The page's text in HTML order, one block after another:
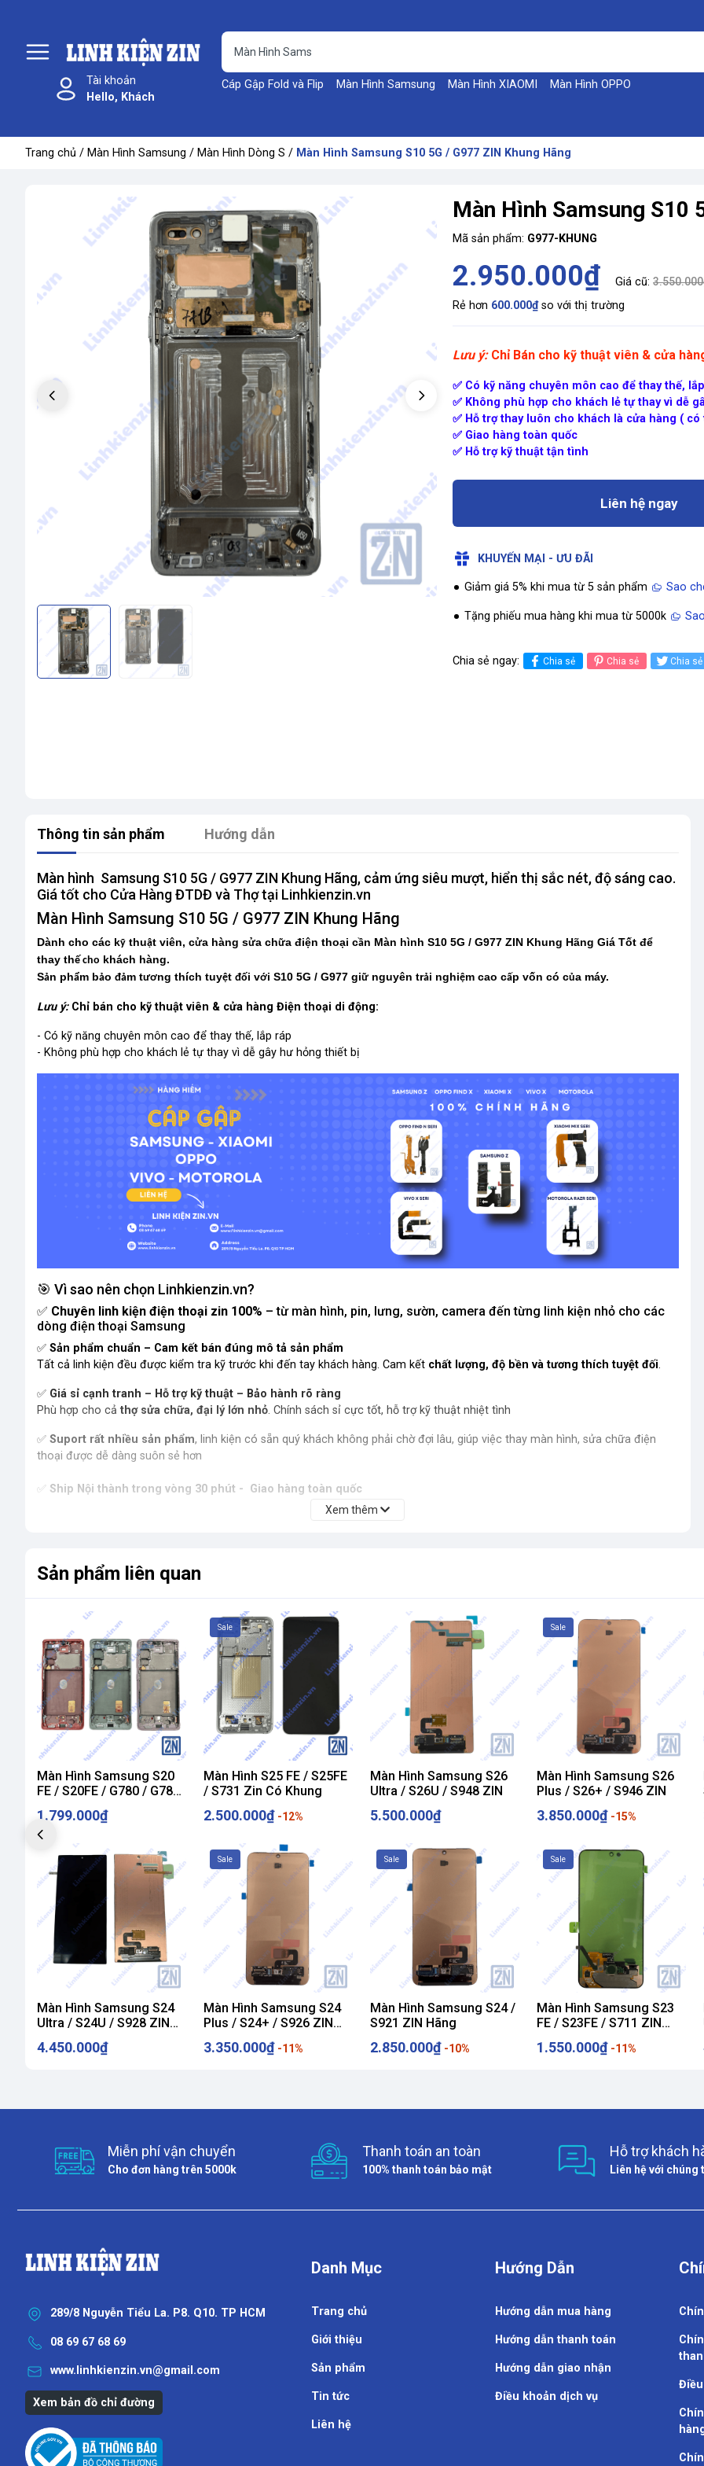
Cáp Gập Fold và Flip Màn Hình Samsung Màn Hình XIAOMI Màn Hình OPPO
Tài khoản
Hello, Khách
Trang chủ / Màn Hình Samsung / Màn Hình Dòng S / Màn Hình Samsung S10 5G / G977 ZIN Khung Hãng
Màn Hình Samsung S10
Mã sản phẩm: G977-KHUNG
2.950.000₫ Giá cũ:
Rẻ hơn 600.000₫so với thị trường
Lưu ý: Chỉ Bán cho kỹ thuật viên & cửa
✅ Có kỹ năng chuyên môn cao để thay thế,
✅ Không phù hợp cho khách lẻ tự thay vì dễ
✅ Hỗ trợ thay luôn cho khách là cửa hàng (
✅ Giao hàng toàn quốc
✅ Hỗ trợ kỹ thuật tận tình
Liên hệ ngay
KHUYẾN MẠI - ƯU ĐÃI
Giảm giá 5% khi mua từ 5 sản phẩm Sao
Tặng phiếu mua hàng khi mua từ 5000k
Chia sẻ ngay: Chia sẻ Chia sẻ Chia sẻ
Thông tin sản phẩm Hướng dẫn
Màn hình Samsung S10 5G / G977 ZIN Khung Hãng, cảm ứng siêu mượt, hiển thị sắc nét, độ sáng cao.
Giá tốt cho Cửa Hàng ĐTDĐ và Thợ tại Linhkienzin.vn
Màn Hình Samsung S10 5G / G977 ZIN Khung Hãng
Dành cho các kỹ thuật viên, cửa hàng sửa chữa điện thoại cần Màn hình S10 5G / G977 ZIN Khung Hãng Giá Tốt để
thay thế cho khách hàng.
Sản phẩm bảo đảm tương thích tuyệt đối với S10 5G / G977 giữ nguyên trải nghiệm cao cấp vốn có của máy.
Lưu ý: Chỉ bán cho kỹ thuật viên & cửa hàng Điện thoại di động:
- Có kỹ năng chuyên môn cao để thay thế, lắp ráp
- Không phù hợp cho khách lẻ tự thay vì dễ gây hư hỏng thiết bị
🎯 Vì sao nên chọn Linhkienzin.vn?
✅ Chuyên linh kiện điện thoại zin 100% – từ màn hình, pin, lưng, sườn, camera đến từng linh kiện nhỏ cho các
dòng điện thoại Samsung
✅ Sản phẩm chuẩn – Cam kết bán đúng mô tả sản phẩm
Tất cả linh kiện đều được kiểm tra kỹ trước khi đến tay khách hàng. Cam kết chất lượng, độ bền và tương thích tuyệt đối.
✅ Giá sỉ cạnh tranh – Hỗ trợ kỹ thuật – Bảo hành rõ ràng
Phù hợp cho cả thợ sửa chữa, đại lý lớn nhỏ. Chính sách sỉ cực tốt, hỗ trợ kỹ thuật nhiệt tình
✅ Suport rất nhiều sản phẩm, linh kiện có sẵn quý khách không phải chờ đợi lâu, giúp việc thay màn hình, sửa chữa điện
thoại được dễ dàng suôn sẻ hơn
✅ Ship Nội thành trong vòng 30 phút - Giao hàng toàn quốc
Đóng gói cẩn thận, giao nhanh nội thành, 1–3 ngày toàn quốc. Hỗ trợ đổi trả nếu lỗi do nhà sản xuất.
Xem thêm
Sản phẩm liên quan
Màn Hình Samsung S20
FE / S20FE / G780 / G781
1.799.000₫
Sale
Màn Hình S25 FE / S25FE
/ S731 Zin Có Khung
2.500.000₫ -12%
Màn Hình Samsung S26
Ultra / S26U / S948 ZIN
5.500.000₫
Sale
Màn Hình Samsung S26
Plus / S26+ / S946 ZIN
3.850.000₫ -15%
Màn Hình Samsung S24
Ultra / S24U / S928 ZIN
4.450.000₫
Sale
Màn Hình Samsung S24
Plus / S24+ / S926 ZIN
3.350.000₫ -11%
Sale
Màn Hình Samsung S24 /
S921 ZIN Hãng
2.850.000₫ -10%
Sale
Màn Hình Samsung S23
FE / S23FE / S711 ZIN
1.550.000₫ -11%
Miễn phí vận chuyển
Cho đơn hàng trên 5000k
Thanh toán an toàn
100% thanh toán bảo mật
Hỗ trợ khách
Liên hệ với chúng
289/8 Nguyễn Tiểu La. P8. Q10. TP HCM
08 69 67 68 69
www.linhkienzin.vn@gmail.com
Xem bản đồ chỉ đường
Danh Mục
Trang chủ
Giới thiệu
Sản phẩm
Tin tức
Liên hệ
Hướng Dẫn
Hướng dẫn mua hàng
Hướng dẫn thanh toán
Hướng dẫn giao nhận
Điều khoản dịch vụ